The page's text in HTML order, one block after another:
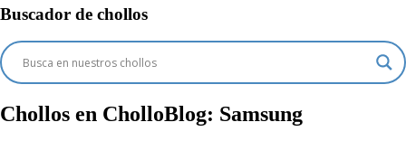
Buscador de chollos
Chollos en CholloBlog: Samsung